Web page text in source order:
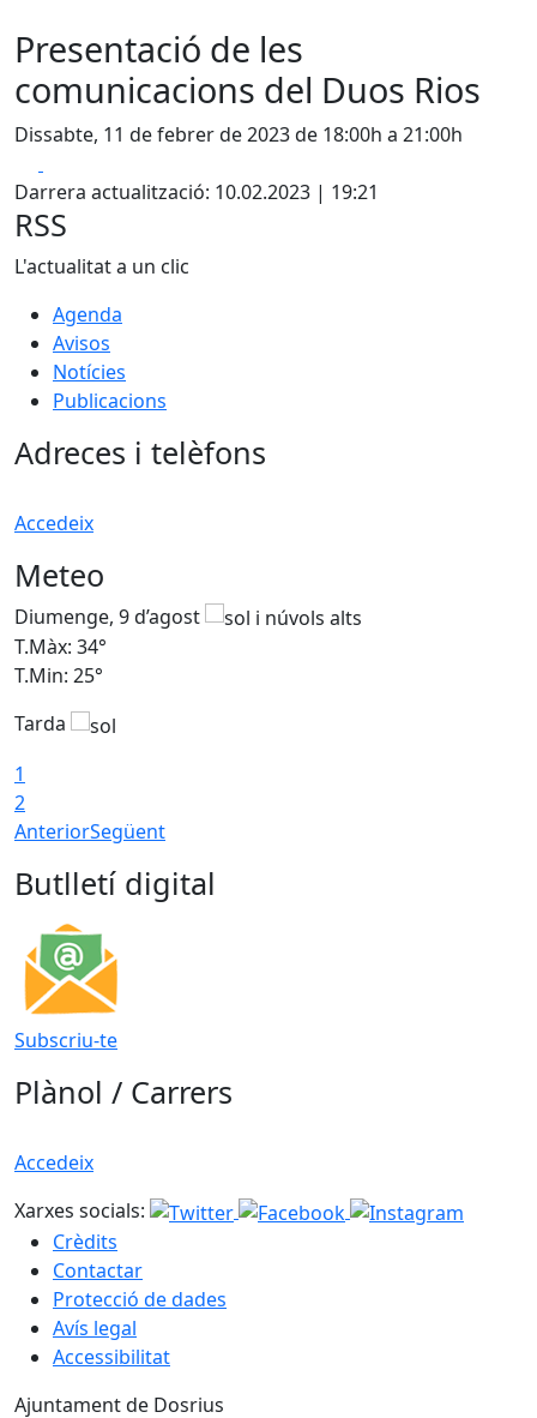
Presentació de les
comunicacions del Duos Rios
Dissabte, 11 de febrer de 2023 de 18:00h a 21:00h
Darrera actualització: 10.02.2023 | 19:21
RSS
L'actualitat a un clic
Agenda
Avisos
Notícies
Publicacions
Adreces i telèfons
Accedeix
Meteo
Diumenge, 9 d’agost
T.Màx: 34°
T.Min: 25°
Tarda
1
2
AnteriorSegüent
Butlletí digital
Subscriu-te
Plànol / Carrers
Accedeix
Xarxes socials:
Crèdits
Contactar
Protecció de dades
Avís legal
Accessibilitat
Ajuntament de Dosrius